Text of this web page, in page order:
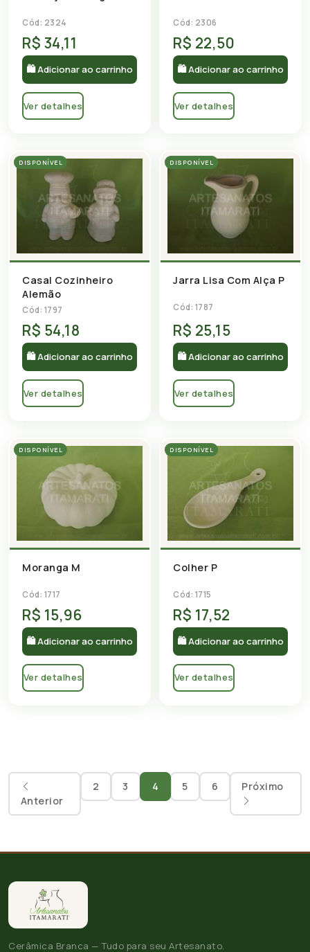
Cód: 2324
R$ 34,11
🛍 Adicionar ao carrinho
Ver detalhes
Cód: 2306
R$ 22,50
🛍 Adicionar ao carrinho
Ver detalhes
DISPONÍVEL
Casal Cozinheiro
Alemão
Cód: 1797
R$ 54,18
🛍 Adicionar ao carrinho
Ver detalhes
DISPONÍVEL
Jarra Lisa Com Alça P
Cód: 1787
R$ 25,15
🛍 Adicionar ao carrinho
Ver detalhes
DISPONÍVEL
Moranga M
Cód: 1717
R$ 15,96
🛍 Adicionar ao carrinho
Ver detalhes
DISPONÍVEL
Colher P
Cód: 1715
R$ 17,52
🛍 Adicionar ao carrinho
Ver detalhes
Anterior
2 3 4 5 6 Próximo
Cerâmica Branca — Tudo para seu Artesanato.